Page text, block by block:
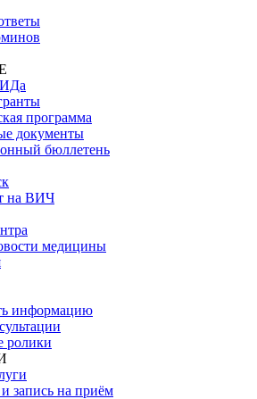
программа
документы
бюллетень
на ВИЧ
медицины
информацию
ролики
запись на приём